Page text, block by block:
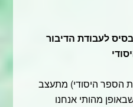
לעבודת הדיבור
הספר היסודי) מתעצב
מהותי אנחנו